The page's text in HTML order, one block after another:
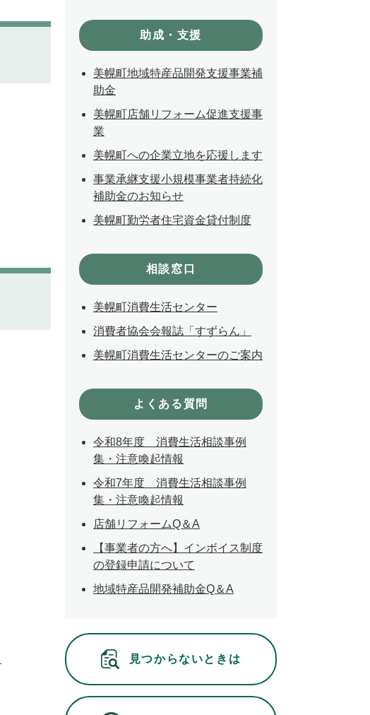
助成・支援
美幌町地域特産品開発支援事業補
助金
美幌町店舗リフォーム促進支援事
業
美幌町への企業立地を応援します
事業承継支援小規模事業者持続化
補助金のお知らせ
美幌町勤労者住宅資金貸付制度
相談窓口
美幌町消費生活センター
消費者協会会報誌「すずらん」
美幌町消費生活センターのご案内
よくある質問
令和8年度 消費生活相談事例
集・注意喚起情報
令和7年度 消費生活相談事例
集・注意喚起情報
店舗リフォームQ＆A
【事業者の方へ】インボイス制度
の登録申請について
地域特産品開発補助金Q＆A
見つからないときは